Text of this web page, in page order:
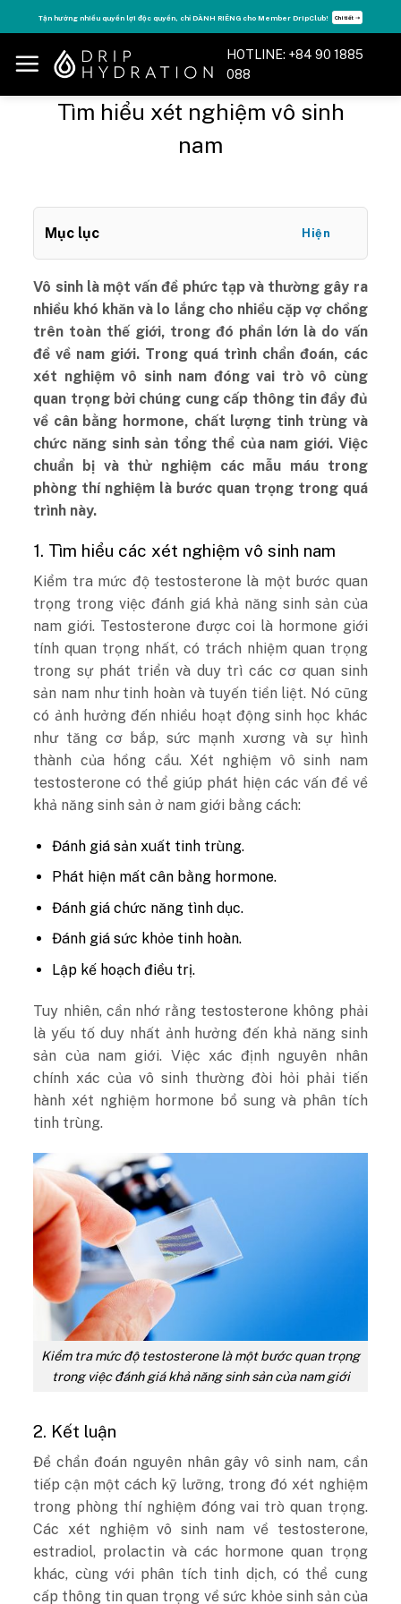
to
content
Tận hưởng nhiều quyền lợi độc quyền, chỉ DÀNH RIÊNG cho Member DripClub! Chi tiết ➝
HOTLINE: +84 90 1885
088
Tìm hiểu xét nghiệm vô sinh
nam
Mục lục Hiện
Vô sinh là một vấn đề phức tạp và thường gây ra
nhiều khó khăn và lo lắng cho nhiều cặp vợ chồng
trên toàn thế giới, trong đó phần lớn là do vấn
đề về nam giới. Trong quá trình chẩn đoán, các
xét nghiệm vô sinh nam đóng vai trò vô cùng
quan trọng bởi chúng cung cấp thông tin đầy đủ
về cân bằng hormone, chất lượng tinh trùng và
chức năng sinh sản tổng thể của nam giới. Việc
chuẩn bị và thử nghiệm các mẫu máu trong
phòng thí nghiệm là bước quan trọng trong quá
trình này.
1. Tìm hiểu các xét nghiệm vô sinh nam
Kiểm tra mức độ testosterone là một bước quan
trọng trong việc đánh giá khả năng sinh sản của
nam giới. Testosterone được coi là hormone giới
tính quan trọng nhất, có trách nhiệm quan trọng
trong sự phát triển và duy trì các cơ quan sinh
sản nam như tinh hoàn và tuyến tiền liệt. Nó cũng
có ảnh hưởng đến nhiều hoạt động sinh học khác
như tăng cơ bắp, sức mạnh xương và sự hình
thành của hồng cầu. Xét nghiệm vô sinh nam
testosterone có thể giúp phát hiện các vấn đề về
khả năng sinh sản ở nam giới bằng cách:
Đánh giá sản xuất tinh trùng.
Phát hiện mất cân bằng hormone.
Đánh giá chức năng tình dục.
Đánh giá sức khỏe tinh hoàn.
Lập kế hoạch điều trị.
Tuy nhiên, cần nhớ rằng testosterone không phải
là yếu tố duy nhất ảnh hưởng đến khả năng sinh
sản của nam giới. Việc xác định nguyên nhân
chính xác của vô sinh thường đòi hỏi phải tiến
hành xét nghiệm hormone bổ sung và phân tích
tinh trùng.
Kiểm tra mức độ testosterone là một bước quan trọng
trong việc đánh giá khả năng sinh sản của nam giới
2. Kết luận
Để chẩn đoán nguyên nhân gây vô sinh nam, cần
tiếp cận một cách kỹ lưỡng, trong đó xét nghiệm
trong phòng thí nghiệm đóng vai trò quan trọng.
Các xét nghiệm vô sinh nam về testosterone,
estradiol, prolactin và các hormone quan trọng
khác, cùng với phân tích tinh dịch, có thể cung
cấp thông tin quan trọng về sức khỏe sinh sản của